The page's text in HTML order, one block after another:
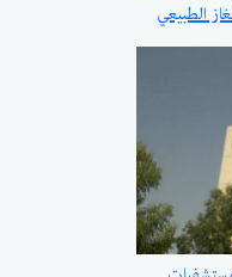
الطبيعي